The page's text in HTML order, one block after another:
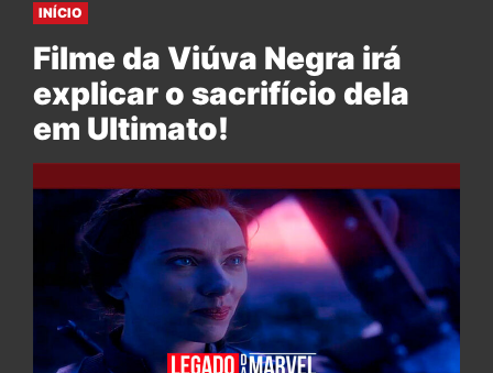
INÍCIO
Filme da Viúva Negra irá
explicar o sacrifício dela
em Ultimato!